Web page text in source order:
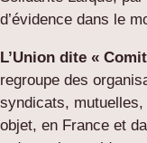
d’évidence dans le
L’Union dite «
regroupe des
syndicats,
objet, en France et